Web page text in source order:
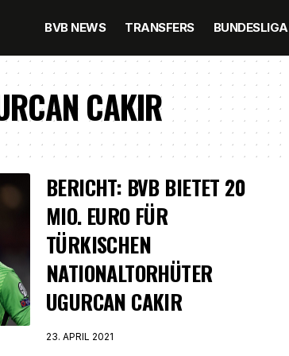
BVB NEWS TRANSFERS BUNDESLIGA
CAKIR
BERICHT: BVB BIETET 20
MIO. EURO FÜR
TÜRKISCHEN
NATIONALTORHÜTER
UGURCAN CAKIR
23. APRIL 2021